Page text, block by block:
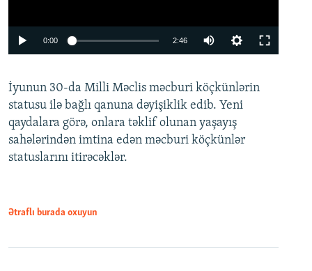
0:00 2:46
360p
480p
720p
İyunun 30-da Milli Məclis məcburi köçkünlərin
statusu ilə bağlı qanuna dəyişiklik edib. Yeni
qaydalara görə, onlara təklif olunan yaşayış
sahələrindən imtina edən məcburi köçkünlər
statuslarını itirəcəklər.
Ətraflı burada oxuyun